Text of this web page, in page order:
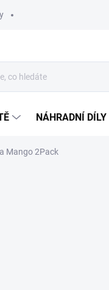
NÁHRADNÍ DÍLY
Mango 2Pack